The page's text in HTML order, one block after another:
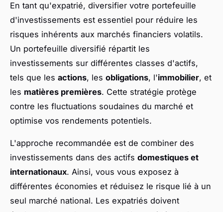
En tant qu'expatrié, diversifier votre portefeuille
d'investissements est essentiel pour réduire les
risques inhérents aux marchés financiers volatils.
Un portefeuille diversifié répartit les
investissements sur différentes classes d'actifs,
tels que les actions, les obligations, l'immobilier, et
les matières premières. Cette stratégie protège
contre les fluctuations soudaines du marché et
optimise vos rendements potentiels.
L'approche recommandée est de combiner des
investissements dans des actifs domestiques et
internationaux. Ainsi, vous vous exposez à
différentes économies et réduisez le risque lié à un
seul marché national. Les expatriés doivent